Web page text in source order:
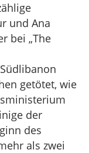
und Ana
bei „The
getötet, wie
der
des
als zwei